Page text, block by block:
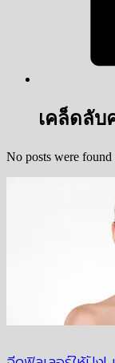
เคล็ดลับ
No posts were